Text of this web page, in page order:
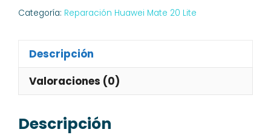
Categoría: Reparación Huawei Mate 20 Lite
Descripción
Valoraciones (0)
Descripción